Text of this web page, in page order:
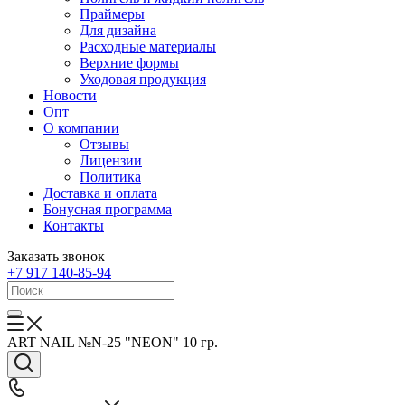
Праймеры
Для дизайна
Расходные материалы
Верхние формы
Уходовая продукция
Новости
Опт
О компании
Отзывы
Лицензии
Политика
Доставка и оплата
Бонусная программа
Контакты
Заказать звонок
+7 917 140-85-94
ART NAIL №N-25 "NEON" 10 гр.